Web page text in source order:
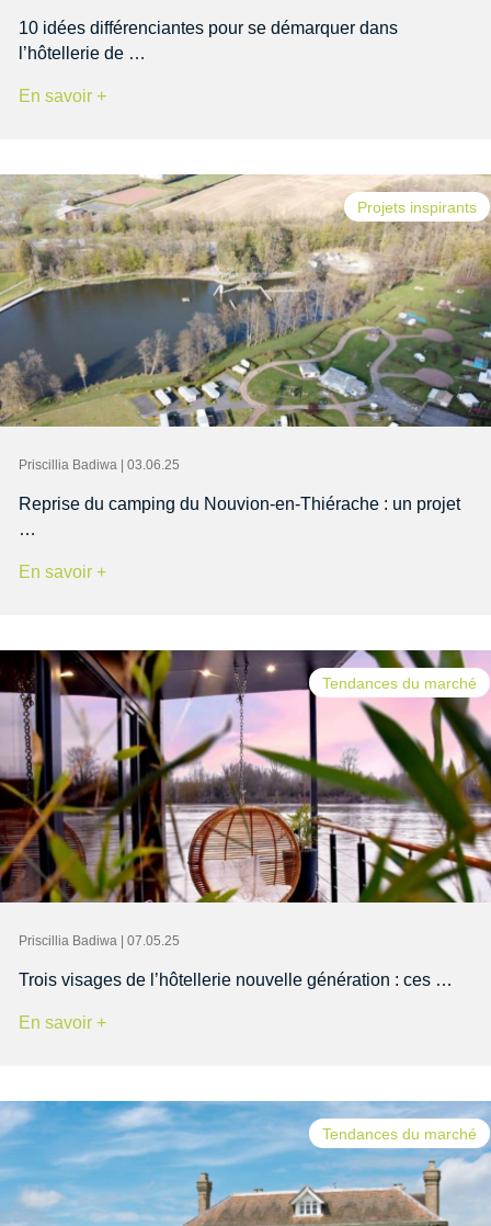
10 idées différenciantes pour se démarquer dans
l’hôtellerie de …
En savoir +
Projets inspirants
Priscillia Badiwa | 03.06.25
Reprise du camping du Nouvion-en-Thiérache : un projet
…
En savoir +
Tendances du marché
Priscillia Badiwa | 07.05.25
Trois visages de l’hôtellerie nouvelle génération : ces …
En savoir +
Tendances du marché